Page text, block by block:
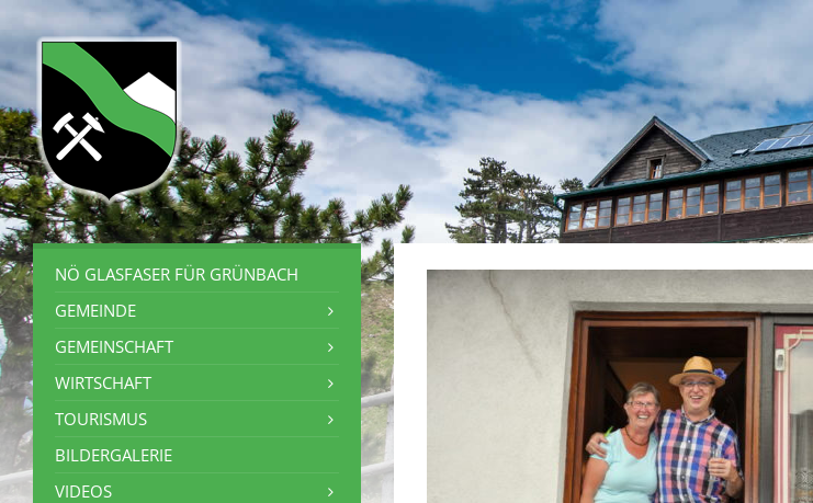
NÖ GLASFASER FÜR GRÜNBACH
GEMEINDE
GEMEINSCHAFT
WIRTSCHAFT
TOURISMUS
BILDERGALERIE
VIDEOS